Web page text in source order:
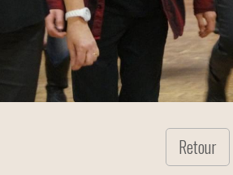
Retour